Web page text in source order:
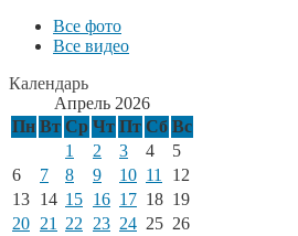
Все фото
Все видео
Календарь
Апрель 2026
Пн Вт Ср Чт Пт Сб Вс
1 2 3 4
5
6
7 8 9 10 11
12
13 14 15 16 17 18 19
20 21 22 23 24 25 26